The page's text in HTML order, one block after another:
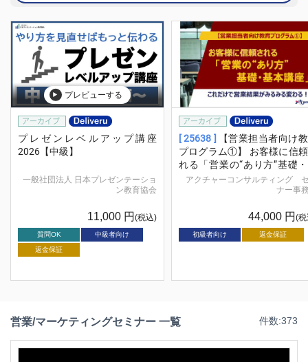
プレビューする
プレゼンレベルアップ講座
2026【中級】
一般社団法人 日本プレゼンテーショ
ン教育協会
11,000 円(税込)
質問OK
中級者向け
返金保証
[ 25638 ]
【営業担当者向け
プログラム①】 お客様に信
れる「営業の“あり方”基礎
本講座」
アクチャーコンサルティング
ナー事
44,000 円(
初級者向け 返金保証
営業/マーケティングセミナー 一覧 件数:373